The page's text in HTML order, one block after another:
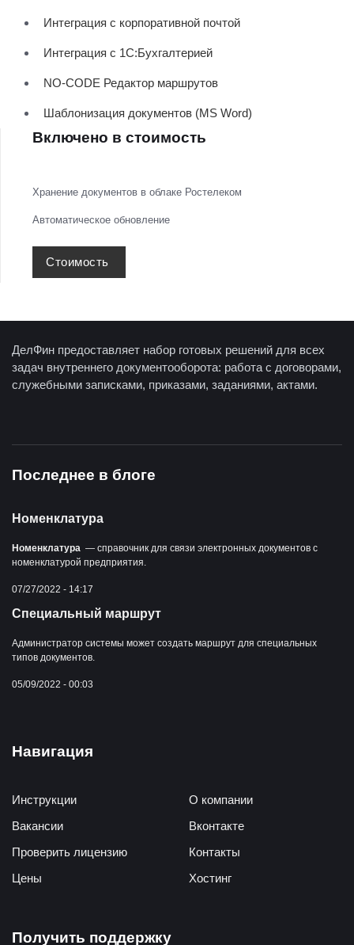
Интеграция с корпоративной почтой
Интеграция с 1С:Бухгалтерией
NO-CODE Редактор маршрутов
Шаблонизация документов (MS Word)
Включено в стоимость
Хранение документов в облаке Ростелеком
Автоматическое обновление
Стоимость
ДелФин предоставляет набор готовых решений для всех
задач внутреннего документооборота: работа с договорами,
служебными записками, приказами, заданиями, актами.
Последнее в блоге
Номенклатура
Номенклатура — справочник для связи электронных документов с
номенклатурой предприятия.
07/27/2022 - 14:17
Специальный маршрут
Администратор системы может создать маршрут для специальных
типов документов.
05/09/2022 - 00:03
Навигация
Инструкции
Вакансии
Проверить лицензию
Цены
О компании
Вконтакте
Контакты
Хостинг
Получить поддержку